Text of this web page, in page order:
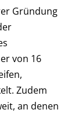
Gründung
von 16
Zudem
an denen